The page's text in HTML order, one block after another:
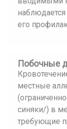
его
Побочные
местные
синяки/) в
требующие